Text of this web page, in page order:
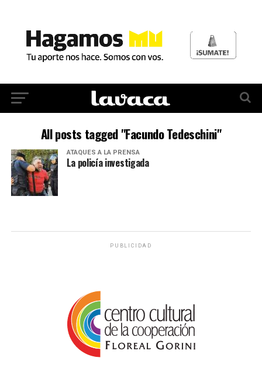
All posts tagged "Facundo Tedeschini"
ATAQUES A LA PRENSA
La policía investigada
PUBLICIDAD